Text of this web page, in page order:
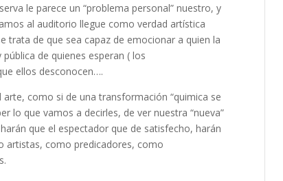
le parece un “problema personal” nuestro, y
al auditorio llegue como verdad artística
trata de que sea capaz de emocionar a quien la
de quienes esperan ( los
ellos desconocen….
como si de una transformación “quimica se
lo que vamos a decirles, de ver nuestra “nueva”
que el espectador que de satisfecho, harán
artistas, como predicadores, como